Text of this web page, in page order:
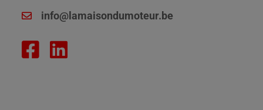
info@lamaisondumoteur.be